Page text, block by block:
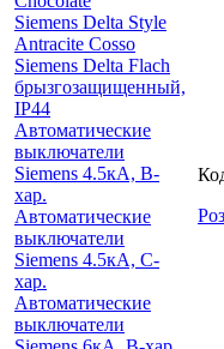
Siemens Delta Style
Antracite Cosso
Siemens Delta Flach
брызгозащищенный,
IP44
Автоматические
выключатели
Siemens 4.5кА, B-
хар.
Автоматические
выключатели
Siemens 4.5кА, C-
хар.
Автоматические
выключатели